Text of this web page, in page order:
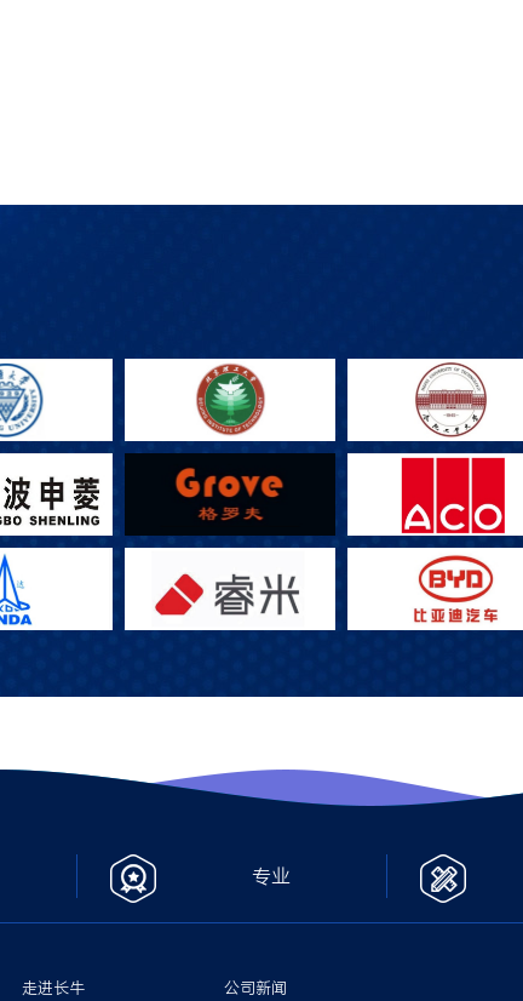
专业
走进长牛 公司新闻